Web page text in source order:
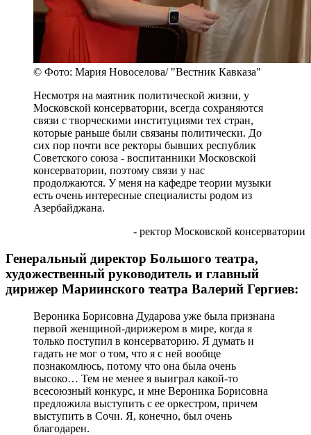
© Фото: Мария Новоселова/ "Вестник Кавказа"
Несмотря на маятник политической жизни, у
Московской консерватории, всегда сохраняются
связи с творческими институциями тех стран,
которые раньше были связаны политически. До
сих пор почти все ректоры бывших республик
Советского союза - воспитанники Московской
консерватории, поэтому связи у нас
продолжаются. У меня на кафедре теории музыки
есть очень интересные специалисты родом из
Азербайджана.
- ректор Московской консерватории
Генеральный директор Большого театра,
художественный руководитель и главный
дирижер Мариинского театра Валерий Гергиев:
Вероника Борисовна Дударова уже была признана
первой женщиной-дирижером в мире, когда я
только поступил в консерваторию. Я думать и
гадать не мог о том, что я с ней вообще
познакомлюсь, потому что она была очень
высоко… Тем не менее я выиграл какой-то
всесоюзный конкурс, и мне Вероника Борисовна
предложила выступить с ее оркестром, причем
выступить в Сочи. Я, конечно, был очень
благодарен.